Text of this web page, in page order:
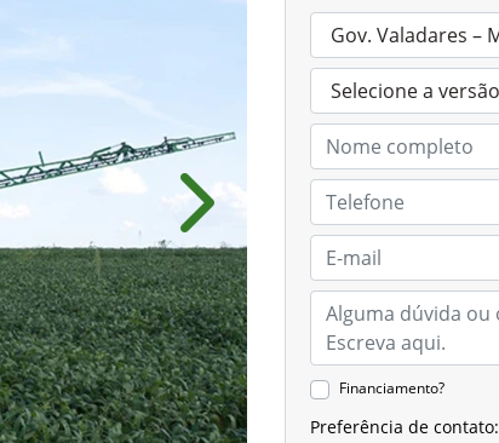
Financiamento?
Preferência de contato:
Próximo